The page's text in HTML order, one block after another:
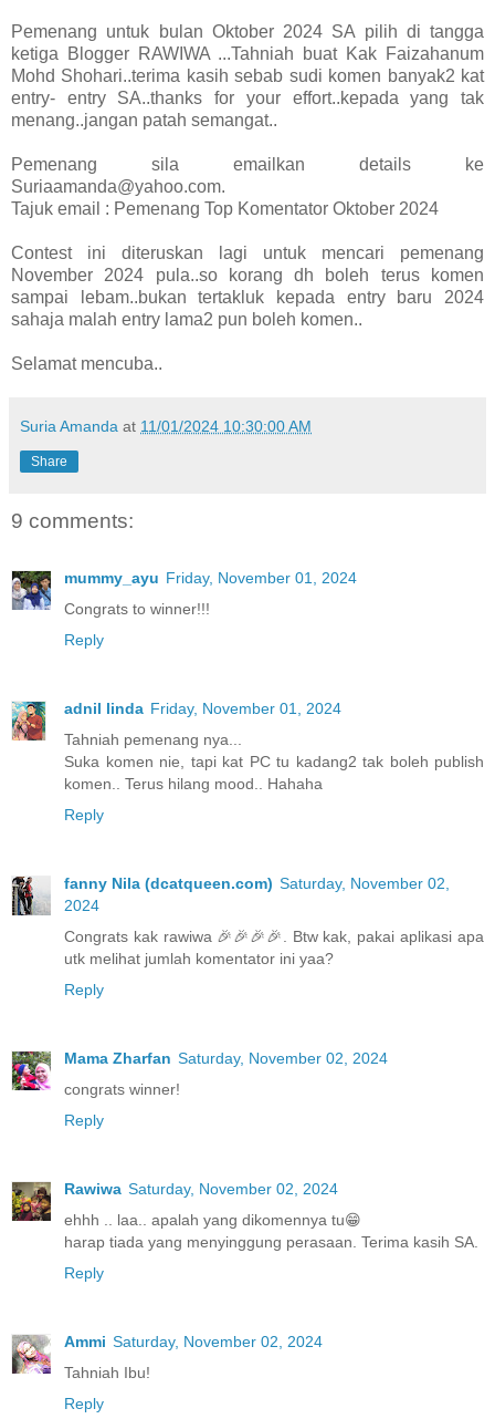
Pemenang untuk bulan Oktober 2024 SA pilih di tangga
ketiga Blogger RAWIWA ...Tahniah buat Kak Faizahanum
Mohd Shohari..terima kasih sebab sudi komen banyak2 kat
entry- entry SA..thanks for your effort..kepada yang tak
menang..jangan patah semangat..
Pemenang sila emailkan details ke
Suriaamanda@yahoo.com.
Tajuk email : Pemenang Top Komentator Oktober 2024
Contest ini diteruskan lagi untuk mencari pemenang
November 2024 pula..so korang dh boleh terus komen
sampai lebam..bukan tertakluk kepada entry baru 2024
sahaja malah entry lama2 pun boleh komen..
Selamat mencuba..
Suria Amanda at 11/01/2024 10:30:00 AM
Share
9 comments:
mummy_ayu Friday, November 01, 2024
Congrats to winner!!!
Reply
adnil linda Friday, November 01, 2024
Tahniah pemenang nya...
Suka komen nie, tapi kat PC tu kadang2 tak boleh publish
komen.. Terus hilang mood.. Hahaha
Reply
fanny Nila (dcatqueen.com) Saturday, November 02,
2024
Congrats kak rawiwa 🎉🎉🎉🎉. Btw kak, pakai aplikasi apa
utk melihat jumlah komentator ini yaa?
Reply
Mama Zharfan Saturday, November 02, 2024
congrats winner!
Reply
Rawiwa Saturday, November 02, 2024
ehhh .. laa.. apalah yang dikomennya tu😁
harap tiada yang menyinggung perasaan. Terima kasih SA.
Reply
Ammi Saturday, November 02, 2024
Tahniah Ibu!
Reply